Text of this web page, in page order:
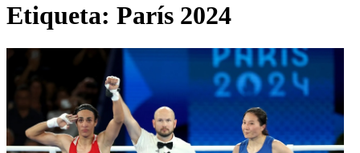
Etiqueta: París 2024